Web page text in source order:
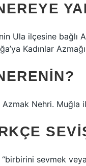
Ula ilçesine bağlı
Kadınlar
Nehri.
sevmek